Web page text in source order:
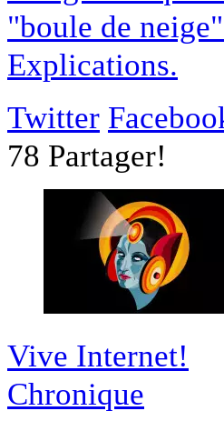
"boule de
Explications.
Twitter
78 Partager!
Vive Internet!
Chronique